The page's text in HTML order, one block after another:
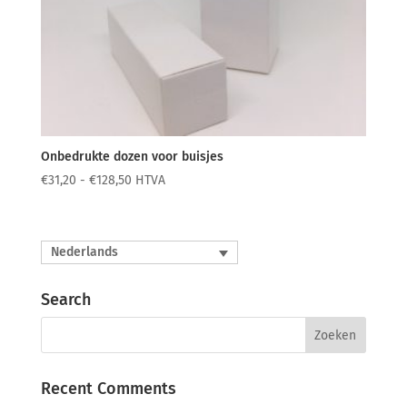
Onbedrukte dozen voor buisjes
€31,20 - €128,50Prijsklasse:
€128,50
HTVA
Nederlands
Search
Recent Comments